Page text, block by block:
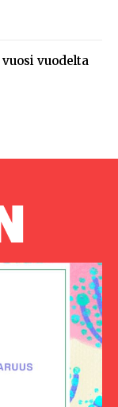
vuosi vuodelta